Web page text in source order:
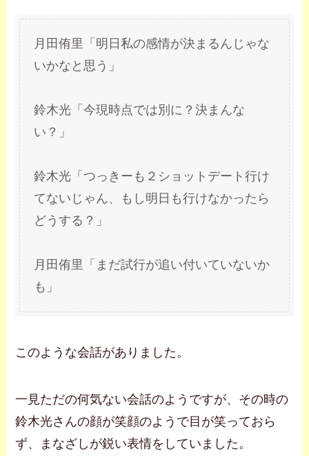
月田侑里「明日私の感情が決まるんじゃな
いかなと思う」
鈴木光「今現時点では別に？決まんな
い？」
鈴木光「つっきーも２ショットデート行け
てないじゃん、もし明日も行けなかったら
どうする？」
月田侑里「まだ試行が追い付いていないか
も」
このような会話がありました。
一見ただの何気ない会話のようですが、その時の
鈴木光さんの顔が笑顔のようで目が笑っておら
ず、まなざしが鋭い表情をしていました。